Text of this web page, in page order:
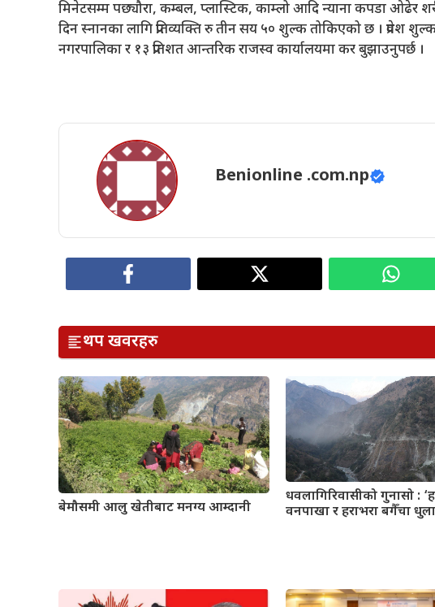
मिनेटसम्म पछ्यौरा, कम्बल, प्लास्टिक, काम्लो आदि न्याना कपडा ओढेर
दिन स्नानका लागि प्रतिव्यक्ति रु तीन सय ५० शुल्क तोकिएको छ । प्रवेश
नगरपालिका र १३ प्रतिशत आन्तरिक राजस्व कार्यालयमा कर बुझाउनुपर्छ ।
Benionline .com.np
थप खवरहरु
बेमौसमी आलु खेतीबाट मनग्य आम्दानी
धवलागिरिवासीको गुनासो :
वनपाखा र हराभरा बगैँचा